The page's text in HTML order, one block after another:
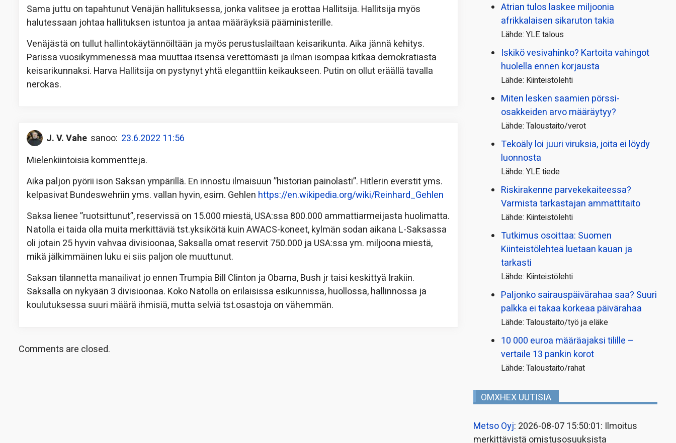
Sama juttu on tapahtunut Venäjän hallituksessa, jonka valitsee ja erottaa Hallitsija. Hallitsija myös
halutessaan johtaa hallituksen istuntoa ja antaa määräyksiä pääministerille.
Venäjästä on tullut hallintokäytännöiltään ja myös perustuslailtaan keisarikunta. Aika jännä kehitys.
Parissa vuosikymmenessä maa muuttaa itsensä verettömästi ja ilman isompaa kitkaa demokratiasta
keisarikunnaksi. Harva Hallitsija on pystynyt yhtä eleganttiin keikaukseen. Putin on ollut eräällä tavalla
nerokas.
J. V. Vahe sanoo: 23.6.2022 11:56
Mielenkiintoisia kommentteja.
Aika paljon pyörii ison Saksan ympärillä. En innostu ilmaisuun ”historian painolasti”. Hitlerin everstit yms.
kelpasivat Bundeswehriin yms. vallan hyvin, esim. Gehlen https://en.wikipedia.org/wiki/Reinhard_Gehlen
Saksa lienee ”ruotsittunut”, reservissä on 15.000 miestä, USA:ssa 800.000 ammattiarmeijasta huolimatta.
Natolla ei taida olla muita merkittäviä tst.yksiköitä kuin AWACS-koneet, kylmän sodan aikana L-Saksassa
oli jotain 25 hyvin vahvaa divisioonaa, Saksalla omat reservit 750.000 ja USA:ssa ym. miljoona miestä,
mikä jälkimmäinen luku ei siis paljon ole muuttunut.
Saksan tilannetta manailivat jo ennen Trumpia Bill Clinton ja Obama, Bush jr taisi keskittyä Irakiin.
Saksalla on nykyään 3 divisioonaa. Koko Natolla on erilaisissa esikunnissa, huollossa, hallinnossa ja
koulutuksessa suuri määrä ihmisiä, mutta selviä tst.osastoja on vähemmän.
Comments are closed.
Atrian tulos laskee miljoonia
afrikkalaisen sikaruton takia
Lähde: YLE talous
Iskikö vesivahinko? Kartoita vahingot
huolella ennen korjausta
Lähde: Kiinteistölehti
Miten lesken saamien pörssi­
osakkeiden arvo määräytyy?
Lähde: Taloustaito/verot
Tekoäly loi juuri viruksia, joita ei löydy
luonnosta
Lähde: YLE tiede
Riskirakenne parvekekaiteessa?
Varmista tarkastajan ammattitaito
Lähde: Kiinteistölehti
Tutkimus osoittaa: Suomen
Kiinteistölehteä luetaan kauan ja
tarkasti
Lähde: Kiinteistölehti
Paljonko sairauspäivä­rahaa saa? Suuri
palkka ei takaa korkeaa päivärahaa
Lähde: Taloustaito/työ ja eläke
10 000 euroa määräajaksi tilille –
vertaile 13 pankin korot
Lähde: Taloustaito/rahat
OMXHEX UUTISIA
Metso Oyj: 2026-08-07 15:50:01: Ilmoitus
merkittävistä omistusosuuksista